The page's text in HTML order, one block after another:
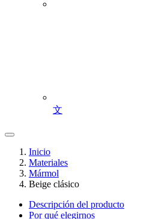
文
Inicio
Materiales
Mármol
Beige clásico
Descripción del producto
Por qué elegirnos